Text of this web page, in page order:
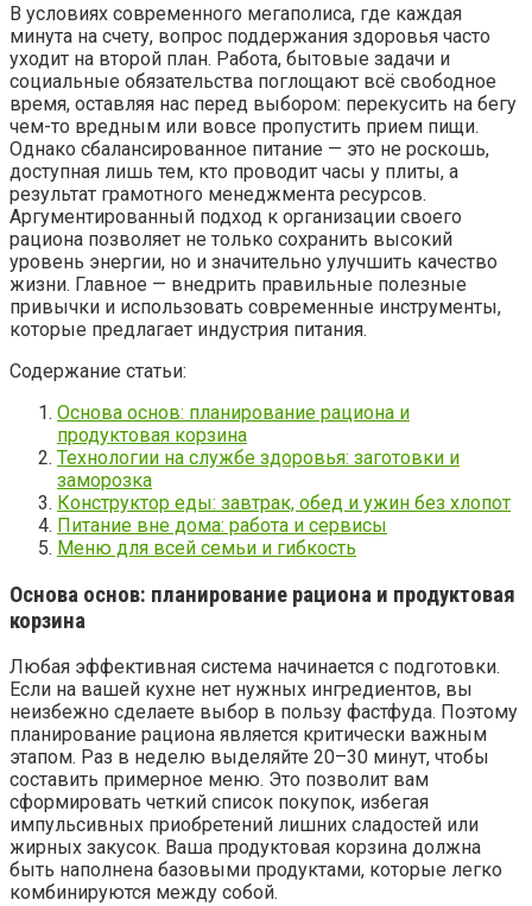
В условиях современного мегаполиса, где каждая
минута на счету, вопрос поддержания здоровья часто
уходит на второй план. Работа, бытовые задачи и
социальные обязательства поглощают всё свободное
время, оставляя нас перед выбором: перекусить на бегу
чем-то вредным или вовсе пропустить прием пищи.
Однако сбалансированное питание — это не роскошь,
доступная лишь тем, кто проводит часы у плиты, а
результат грамотного менеджмента ресурсов.
Аргументированный подход к организации своего
рациона позволяет не только сохранить высокий
уровень энергии, но и значительно улучшить качество
жизни. Главное — внедрить правильные полезные
привычки и использовать современные инструменты,
которые предлагает индустрия питания.
Содержание статьи:
Основа основ: планирование рациона и
продуктовая корзина
Технологии на службе здоровья: заготовки и
заморозка
Конструктор еды: завтрак, обед и ужин без хлопот
Питание вне дома: работа и сервисы
Меню для всей семьи и гибкость
Основа основ: планирование рациона и продуктовая
корзина
Любая эффективная система начинается с подготовки.
Если на вашей кухне нет нужных ингредиентов, вы
неизбежно сделаете выбор в пользу фастфуда. Поэтому
планирование рациона является критически важным
этапом. Раз в неделю выделяйте 20–30 минут, чтобы
составить примерное меню. Это позволит вам
сформировать четкий список покупок, избегая
импульсивных приобретений лишних сладостей или
жирных закусок. Ваша продуктовая корзина должна
быть наполнена базовыми продуктами, которые легко
комбинируются между собой.